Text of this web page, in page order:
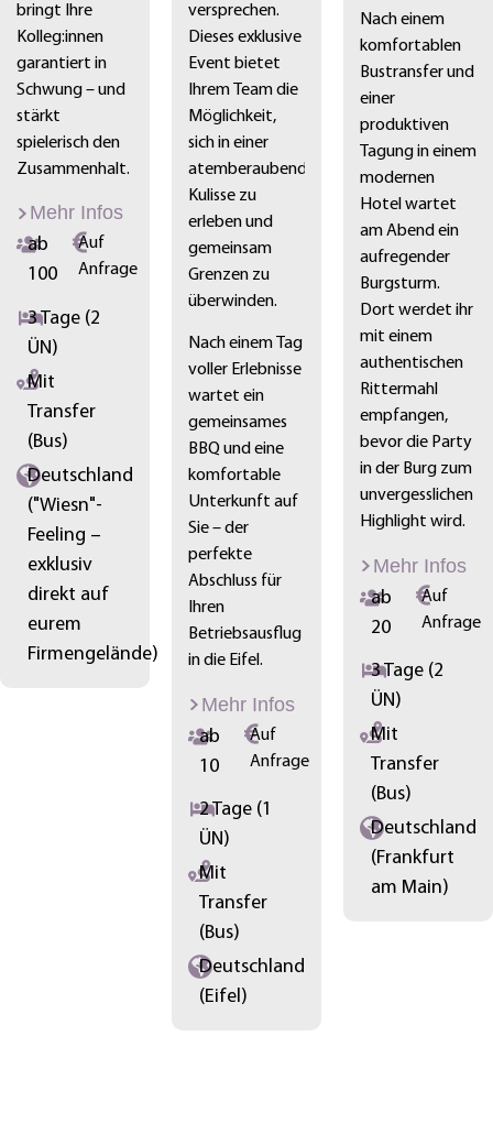
bringt Ihre
Kolleg:innen
garantiert in
Schwung – und
stärkt
spielerisch den
Zusammenhalt.
Mehr Infos
ab
100
Auf
Anfrage
3 Tage (2
ÜN)
Mit
Transfer
(Bus)
Deutschland
("Wiesn"-
Feeling –
exklusiv
direkt auf
eurem
Firmengelände)
versprechen.
Dieses exklusive
Event bietet
Ihrem Team die
Möglichkeit,
sich in einer
atemberaubenden
Kulisse zu
erleben und
gemeinsam
Grenzen zu
überwinden.
Nach einem Tag
voller Erlebnisse
wartet ein
gemeinsames
BBQ und eine
komfortable
Unterkunft auf
Sie – der
perfekte
Abschluss für
Ihren
Betriebsausflug
in die Eifel.
Mehr Infos
ab
10
Auf
Anfrage
2 Tage (1
ÜN)
Mit
Transfer
(Bus)
Deutschland
(Eifel)
Nach einem
komfortablen
Bustransfer und
einer
produktiven
Tagung in einem
modernen
Hotel wartet
am Abend ein
aufregender
Burgsturm.
Dort werdet ihr
mit einem
authentischen
Rittermahl
empfangen,
bevor die Party
in der Burg zum
unvergesslichen
Highlight wird.
Mehr Infos
ab
20
Auf
Anfrage
3 Tage (2
ÜN)
Mit
Transfer
(Bus)
Deutschland
(Frankfurt
am Main)